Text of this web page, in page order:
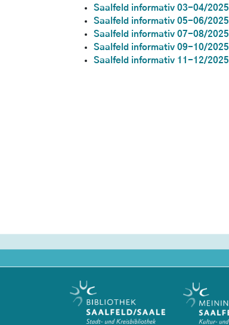
Saalfeld informativ 03-04/2025
Saalfeld informativ 05-06/2025
Saalfeld informativ 07-08/2025
Saalfeld informativ 09-10/2025
Saalfeld informativ 11-12/2025